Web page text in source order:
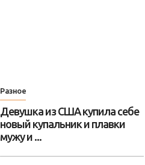
Разное
Девушка из США купила себе
новый купальник и плавки
мужу и ...